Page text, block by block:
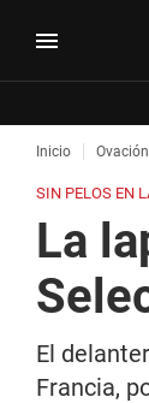
Inicio Ovación
SIN PELOS EN
La
El
Francia,